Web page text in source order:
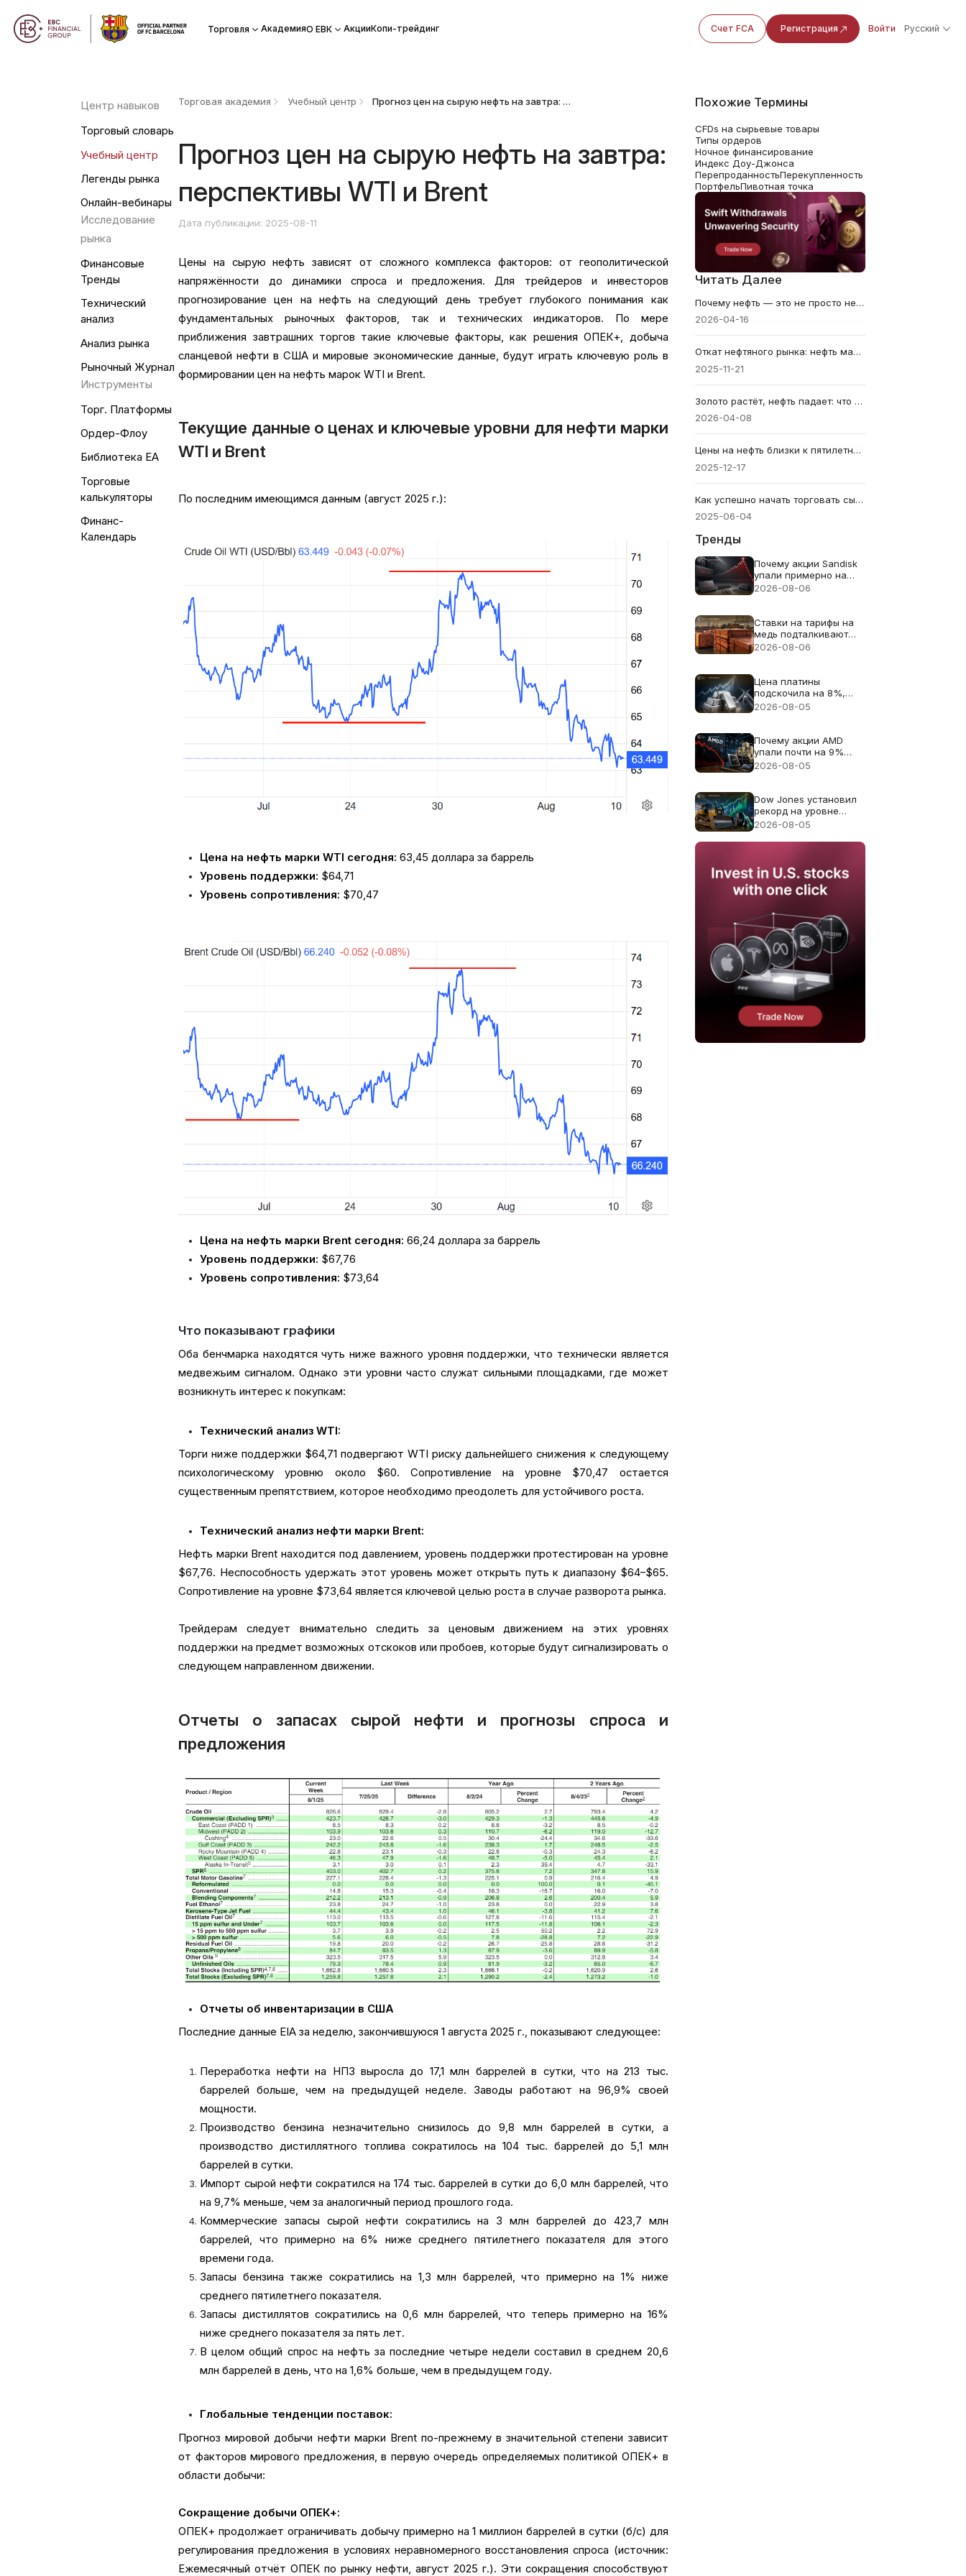
Торговля АкадемияО ЕВК АкцииКопи-трейдинг Счет FCA Регистрация Войти Русский
Центр навыков
Торговый словарь
Учебный центр
Легенды рынка
Онлайн-вебинары
Исследование
рынка
Финансовые
Тренды
Технический
анализ
Анализ рынка
Рыночный Журнал
Инструменты
Торг. Платформы
Ордер-Флоу
Библиотека EA
Торговые
калькуляторы
Финанс-
Календарь
Торговая академия Учебный центр Прогноз цен на сырую нефть на завтра: перспективы WTI и Brent
Прогноз цен на сырую нефть на завтра:
перспективы WTI и Brent
Дата публикации: 2025-08-11
Цены на сырую нефть зависят от сложного комплекса факторов: от геополитической
напряжённости до динамики спроса и предложения. Для трейдеров и инвесторов
прогнозирование цен на нефть на следующий день требует глубокого понимания как
фундаментальных рыночных факторов, так и технических индикаторов. По мере
приближения завтрашних торгов такие ключевые факторы, как решения ОПЕК+, добыча
сланцевой нефти в США и мировые экономические данные, будут играть ключевую роль в
формировании цен на нефть марок WTI и Brent.
Текущие данные о ценах и ключевые уровни для нефти марки
WTI и Brent
По последним имеющимся данным (август 2025 г.):
Цена на нефть марки WTI сегодня: 63,45 доллара за баррель
Уровень поддержки: $64,71
Уровень сопротивления: $70,47
Цена на нефть марки Brent сегодня: 66,24 доллара за баррель
Уровень поддержки: $67,76
Уровень сопротивления: $73,64
Что показывают графики
Оба бенчмарка находятся чуть ниже важного уровня поддержки, что технически является
медвежьим сигналом. Однако эти уровни часто служат сильными площадками, где может
возникнуть интерес к покупкам:
Технический анализ WTI:
Торги ниже поддержки $64,71 подвергают WTI риску дальнейшего снижения к следующему
психологическому уровню около $60. Сопротивление на уровне $70,47 остается
существенным препятствием, которое необходимо преодолеть для устойчивого роста.
Технический анализ нефти марки Brent:
Нефть марки Brent находится под давлением, уровень поддержки протестирован на уровне
$67,76. Неспособность удержать этот уровень может открыть путь к диапазону $64–$65.
Сопротивление на уровне $73,64 является ключевой целью роста в случае разворота рынка.
Трейдерам следует внимательно следить за ценовым движением на этих уровнях
поддержки на предмет возможных отскоков или пробоев, которые будут сигнализировать о
следующем направленном движении.
Отчеты о запасах сырой нефти и прогнозы спроса и
предложения
Отчеты об инвентаризации в США
Последние данные EIA за неделю, закончившуюся 1 августа 2025 г., показывают следующее:
Переработка нефти на НПЗ выросла до 17,1 млн баррелей в сутки, что на 213 тыс.
баррелей больше, чем на предыдущей неделе. Заводы работают на 96,9% своей
мощности.
Производство бензина незначительно снизилось до 9,8 млн баррелей в сутки, а
производство дистиллятного топлива сократилось на 104 тыс. баррелей до 5,1 млн
баррелей в сутки.
Импорт сырой нефти сократился на 174 тыс. баррелей в сутки до 6,0 млн баррелей, что
на 9,7% меньше, чем за аналогичный период прошлого года.
Коммерческие запасы сырой нефти сократились на 3 млн баррелей до 423,7 млн
баррелей, что примерно на 6% ниже среднего пятилетнего показателя для этого
времени года.
Запасы бензина также сократились на 1,3 млн баррелей, что примерно на 1% ниже
среднего пятилетнего показателя.
Запасы дистиллятов сократились на 0,6 млн баррелей, что теперь примерно на 16%
ниже среднего показателя за пять лет.
В целом общий спрос на нефть за последние четыре недели составил в среднем 20,6
млн баррелей в день, что на 1,6% больше, чем в предыдущем году.
Глобальные тенденции поставок:
Прогноз мировой добычи нефти марки Brent по-прежнему в значительной степени зависит
от факторов мирового предложения, в первую очередь определяемых политикой ОПЕК+ в
области добычи:
Сокращение добычи ОПЕК+:
ОПЕК+ продолжает ограничивать добычу примерно на 1 миллион баррелей в сутки (б/с) для
регулирования предложения в условиях неравномерного восстановления спроса (источник:
Ежемесячный отчёт ОПЕК по рынку нефти, август 2025 г.). Эти сокращения способствуют
Похожие Термины
CFDs на сырьевые товары
Типы ордеров
Ночное финансирование
Индекс Доу-Джонса
ПерепроданностьПерекупленность
ПортфельПивотная точка
Читать Далее
Почему нефть — это не просто нефтяная сделка
2026-04-16
Откат нефтяного рынка: нефть марки WTI по $57,51. нефть марки Brent по $60.
2025-11-21
Золото растёт, нефть падает: что сейчас хеджирует рынок
2026-04-08
Цены на нефть близки к пятилетнему минимуму: является ли это тревожным сигналом, предвещающим рецессию?
2025-12-17
Как успешно начать торговать сырой нефтью
2025-06-04
Тренды
Почему акции Sandisk
упали примерно на
13% несмотря на
2026-08-06
Ставки на тарифы на
медь подталкивают
цену меди к рекорду
2026-08-06
Цена платины
подскочила на 8%,
поскольку дефицит
внимания
2026-08-05
Почему акции AMD
упали почти на 9%
несмотря на
2026-08-05
Dow Jones установил
рекорд на уровне
54,085: Caterpillar дал
рост, падение цен на
ралли
2026-08-05